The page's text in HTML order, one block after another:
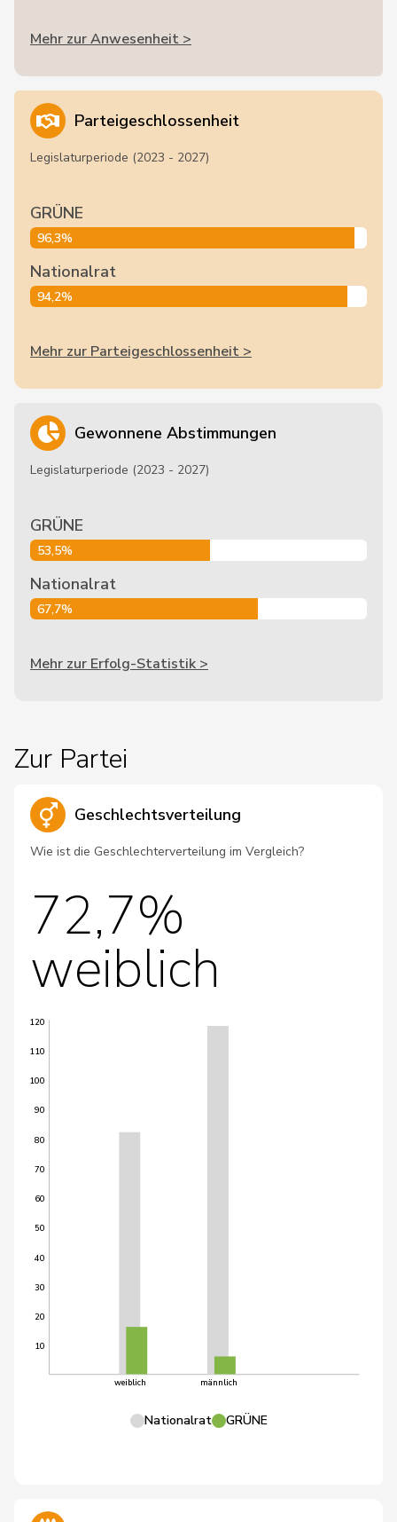
Mehr zur Anwesenheit >
Parteigeschlossenheit
Legislaturperiode (2023 - 2027)
GRÜNE
96,3%
Nationalrat
94,2%
Mehr zur Parteigeschlossenheit >
Gewonnene Abstimmungen
Legislaturperiode (2023 - 2027)
GRÜNE
53,5%
Nationalrat
67,7%
Mehr zur Erfolg-Statistik >
Zur Partei
Geschlechtsverteilung
Wie ist die Geschlechterverteilung im Vergleich?
72,7%
weiblich
10
20
30
40
50
60
70
80
90
100
110
120
weiblich männlich
Nationalrat GRÜNE